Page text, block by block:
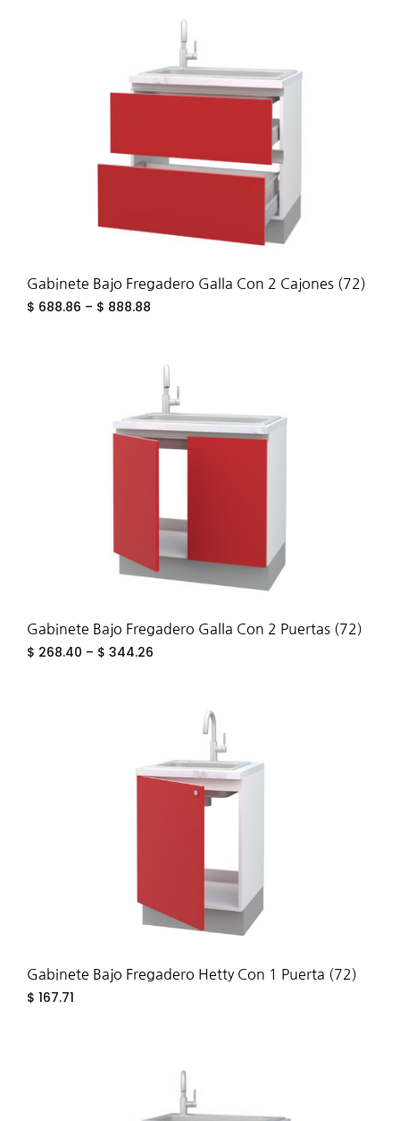
Gabinete Bajo Fregadero Galla Con 2 Cajones (72)
$ 688.86 – $ 888.88
Gabinete Bajo Fregadero Galla Con 2 Puertas (72)
$ 268.40 – $ 344.26
Gabinete Bajo Fregadero Hetty Con 1 Puerta (72)
$ 167.71